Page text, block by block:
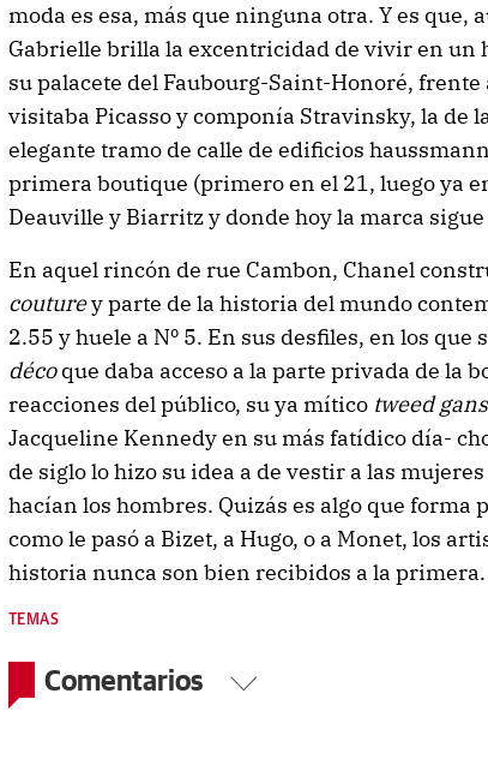
moda es esa, más que ninguna otra. Y es que,
Gabrielle brilla la excentricidad de vivir en un
su palacete del Faubourg-Saint-Honoré, frente
visitaba Picasso y componía Stravinsky, la de
elegante tramo de calle de edificios
primera boutique (primero en el 21, luego ya
Deauville y Biarritz y donde hoy la marca
En aquel rincón de rue Cambon, Chanel
couturey parte de la historia del mundo
2.55 y huele a Nº 5. En sus desfiles, en los que
décoque daba acceso a la parte privada de la
reacciones del público, su ya mítico tweed
Jacqueline Kennedy en su más fatídico día-
de siglo lo hizo su idea a de vestir a las
hacían los hombres. Quizás es algo que forma
como le pasó a Bizet, a Hugo, o a Monet, los
historia nunca son bien recibidos a la primera.
TEMAS
Comentarios